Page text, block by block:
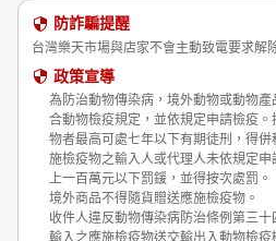
防詐騙提醒
台灣樂天市場與店家不會主動致電要求解
政策宣導
為防治動物傳染病，境外動物或動物
合動物檢疫規定，並依規定申請檢疫
物者最高可處七年以下有期徒刑，得
施檢疫物之輸入人或代理人未依規定
上一百萬元以下罰鍰，並得按次處罰。
境外商品不得隨貨贈送應施檢疫物。
收件人違反動物傳染病防治條例第三
輸入之應施檢疫物送交輸出入動物檢